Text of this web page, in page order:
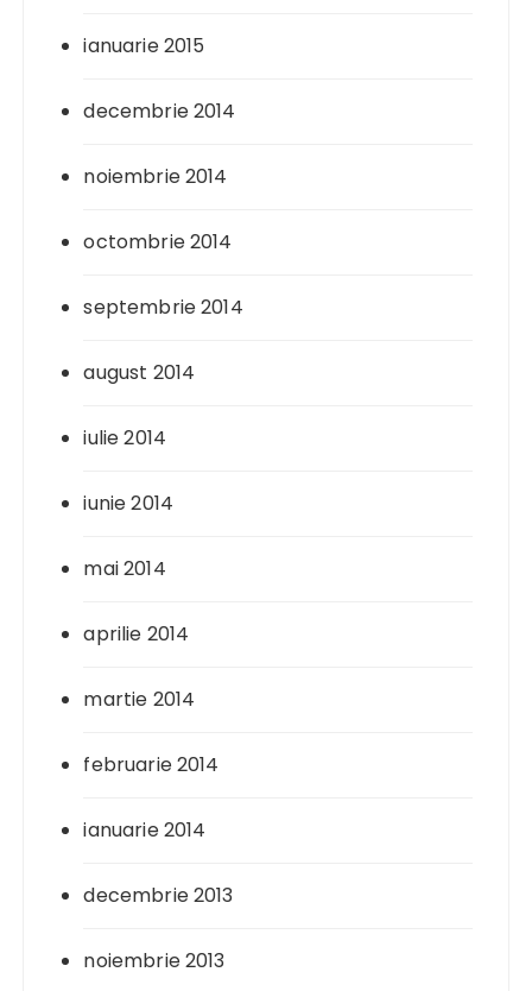
ianuarie 2015
decembrie 2014
noiembrie 2014
octombrie 2014
septembrie 2014
august 2014
iulie 2014
iunie 2014
mai 2014
aprilie 2014
martie 2014
februarie 2014
ianuarie 2014
decembrie 2013
noiembrie 2013